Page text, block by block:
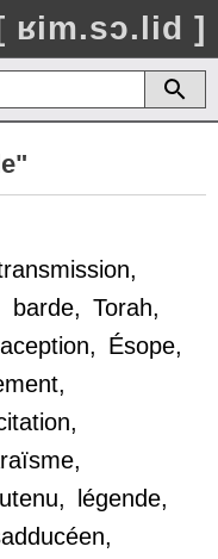
ʁim.sɔ.lid ]
,
barde, Torah,
, Ésope,
,
,
,
, légende,
,